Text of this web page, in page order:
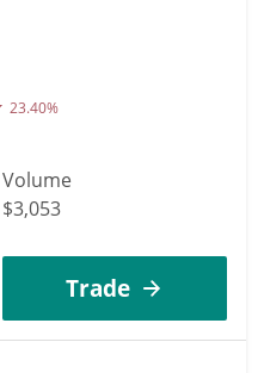
23.40%
Volume
$3,053
Trade